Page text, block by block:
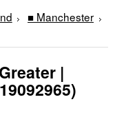
■ Manchester
|